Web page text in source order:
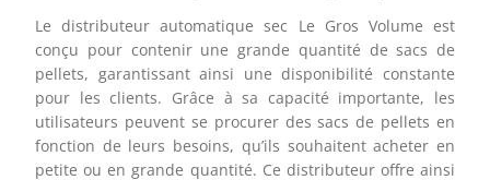
Le distributeur automatique sec Le Gros Volume est
conçu pour contenir une grande quantité de sacs de
pellets, garantissant ainsi une disponibilité constante
pour les clients. Grâce à sa capacité importante, les
utilisateurs peuvent se procurer des sacs de pellets en
fonction de leurs besoins, qu’ils souhaitent acheter en
petite ou en grande quantité. Ce distributeur offre ainsi